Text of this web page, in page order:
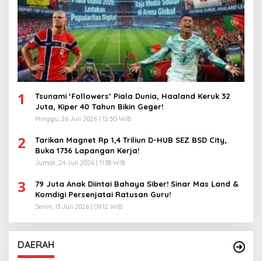
1
Tsunami ‘Followers’ Piala Dunia, Haaland Keruk 32
Juta, Kiper 40 Tahun Bikin Geger!
Minggu, 26 Juli 2026 | 12:50 WIB
2
Tarikan Magnet Rp 1,4 Triliun D-HUB SEZ BSD City,
Buka 1736 Lapangan Kerja!
Jumat, 24 Juli 2026 | 11:38 WIB
3
79 Juta Anak Diintai Bahaya Siber! Sinar Mas Land &
Komdigi Persenjatai Ratusan Guru!
Senin, 13 Juli 2026 | 09:12 WIB
DAERAH